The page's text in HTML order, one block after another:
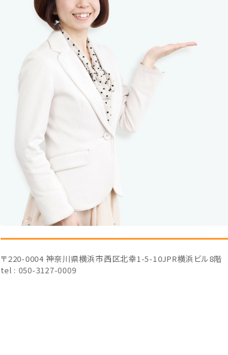
〒220-0004 神奈川県横浜市西区北幸1-5-10JPR横浜ビル8階
tel : 050-3127-0009